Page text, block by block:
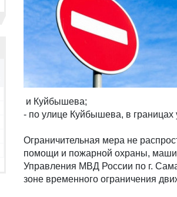
и Куйбышева;
- по улице Куйбышева, в
Ограничительная мера не
помощи и пожарной охраны,
Управления МВД России по г.
зоне временного ограничения